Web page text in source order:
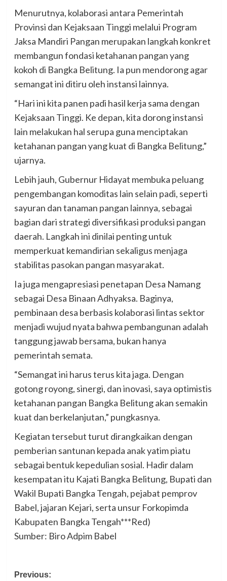
Menurutnya, kolaborasi antara Pemerintah
Provinsi dan Kejaksaan Tinggi melalui Program
Jaksa Mandiri Pangan merupakan langkah konkret
membangun fondasi ketahanan pangan yang
kokoh di Bangka Belitung. Ia pun mendorong agar
semangat ini ditiru oleh instansi lainnya.
“Hari ini kita panen padi hasil kerja sama dengan
Kejaksaan Tinggi. Ke depan, kita dorong instansi
lain melakukan hal serupa guna menciptakan
ketahanan pangan yang kuat di Bangka Belitung,”
ujarnya.
Lebih jauh, Gubernur Hidayat membuka peluang
pengembangan komoditas lain selain padi, seperti
sayuran dan tanaman pangan lainnya, sebagai
bagian dari strategi diversifikasi produksi pangan
daerah. Langkah ini dinilai penting untuk
memperkuat kemandirian sekaligus menjaga
stabilitas pasokan pangan masyarakat.
Ia juga mengapresiasi penetapan Desa Namang
sebagai Desa Binaan Adhyaksa. Baginya,
pembinaan desa berbasis kolaborasi lintas sektor
menjadi wujud nyata bahwa pembangunan adalah
tanggung jawab bersama, bukan hanya
pemerintah semata.
“Semangat ini harus terus kita jaga. Dengan
gotong royong, sinergi, dan inovasi, saya optimistis
ketahanan pangan Bangka Belitung akan semakin
kuat dan berkelanjutan,” pungkasnya.
Kegiatan tersebut turut dirangkaikan dengan
pemberian santunan kepada anak yatim piatu
sebagai bentuk kepedulian sosial. Hadir dalam
kesempatan itu Kajati Bangka Belitung, Bupati dan
Wakil Bupati Bangka Tengah, pejabat pemprov
Babel, jajaran Kejari, serta unsur Forkopimda
Kabupaten Bangka Tengah***Red)
Sumber: Biro Adpim Babel
Post
Previous: